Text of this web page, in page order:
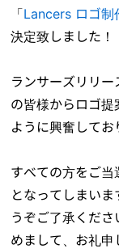
「Lancers ロゴ制
決定致しました！
ランサーズリリー
の皆様からロゴ
ように興奮してお
すべての方をご当
となってしまい
うぞご了承くだ
めまして、お礼